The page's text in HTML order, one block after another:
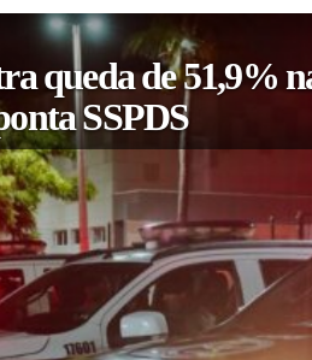
queda de 51,9%
SSPDS